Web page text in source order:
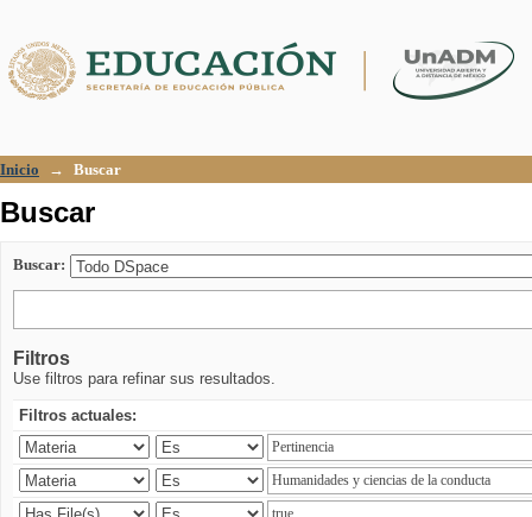
Inicio → Buscar
Buscar
Buscar:
Filtros
Use filtros para refinar sus resultados.
Filtros actuales: